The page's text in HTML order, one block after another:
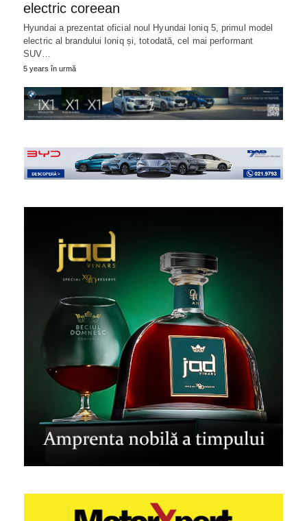
electric coreean
Hyundai a prezentat oficial noul Hyundai Ioniq 5, primul model
electric al brandului Ioniq și, totodată, cel mai performant
SUV…
5 years în urmă